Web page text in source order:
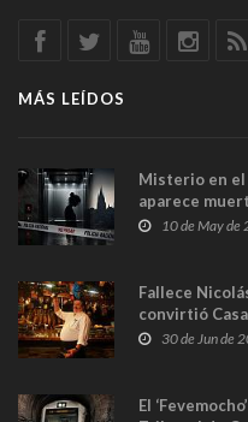
MÁS LEÍDOS
Misterio en el
aparece
y las cámaras
10 de May de
Fallece
convirtió
en Madrid
30 de Jun de
El